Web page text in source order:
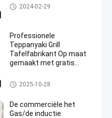
Meningen
Ga Nu
De Lijst van de Teppanyakigrill
2024-02-29
Professionele
Teppanyaki Grill
Tafelfabrikant Op maat
gemaakt met gratis
Hibachi Grill
Apparatuurleverancier
De Lijst van de Teppanyakigrill
2025-10-28
De commerciële het
Gas/de inductie